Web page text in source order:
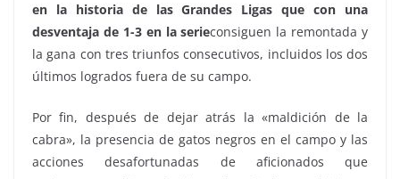
en la historia de las Grandes Ligas que con una
desventaja de 1-3 en la serieconsiguen la remontada y
la gana con tres triunfos consecutivos, incluidos los dos
últimos logrados fuera de su campo.
Por fin, después de dejar atrás la «maldición de la
cabra», la presencia de gatos negros en el campo y las
acciones desafortunadas de aficionados que